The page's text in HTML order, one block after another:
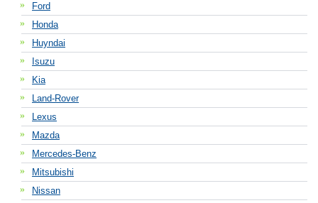
Ford
Honda
Huyndai
Isuzu
Kia
Land-Rover
Lexus
Mazda
Mercedes-Benz
Mitsubishi
Nissan